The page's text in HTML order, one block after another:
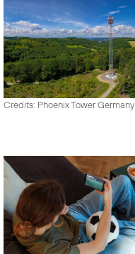
Credits: Phoenix Tower Germany